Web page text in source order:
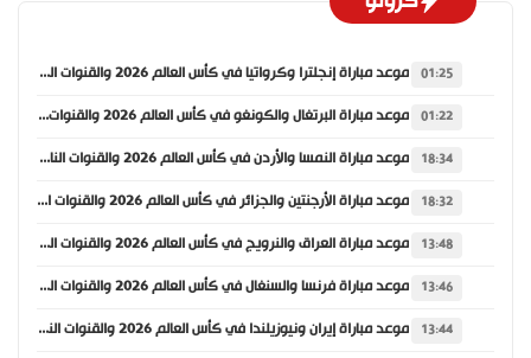
01:25 موعد مباراة إنجلترا وكرواتيا في كأس العالم 2026 والقنوات الناقلة
01:22 موعد مباراة البرتغال والكونغو في كأس العالم 2026 والقنوات الناقلة
18:34 موعد مباراة النمسا والأردن في كأس العالم 2026 والقنوات الناقلة
18:32 موعد مباراة الأرجنتين والجزائر في كأس العالم 2026 والقنوات الناقلة
13:48 موعد مباراة العراق والنرويج في كأس العالم 2026 والقنوات الناقلة
13:46 موعد مباراة فرنسا والسنغال في كأس العالم 2026 والقنوات الناقلة
13:44 موعد مباراة إيران ونيوزيلندا في كأس العالم 2026 والقنوات الناقلة